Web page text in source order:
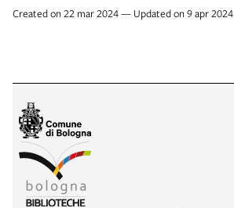
Created on 22 mar 2024 — Updated on 9 apr 2024